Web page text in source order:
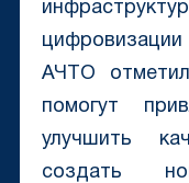
АЧТО
помогут
улучшить
создать